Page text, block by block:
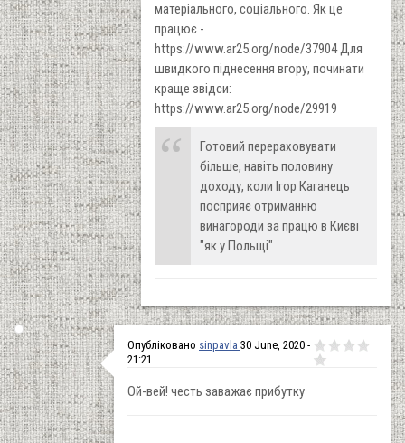
матеріального, соціального. Як це
працює -
https://www.ar25.org/node/37904 Для
швидкого піднесення вгору, починати
краще звідси:
https://www.ar25.org/node/29919
Готовий перераховувати
більше, навіть половину
доходу, коли Ігор Каганець
посприяє отриманню
винагороди за працю в Києві
"як у Польщі"
Опубліковано sinpavla 30 June, 2020 -
21:21
Ой-вей! честь заважає прибутку